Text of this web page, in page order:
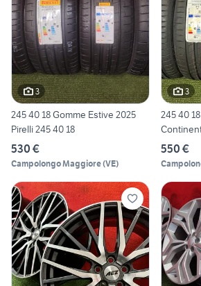
3
245 40 18 Gomme Estive 2025
Pirelli 245 40 18
530 €
Campolongo Maggiore(VE)
3
245 40
550 €